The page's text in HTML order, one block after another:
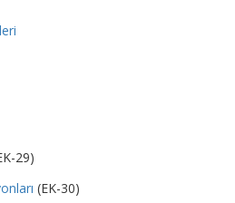
29)
(EK-30)